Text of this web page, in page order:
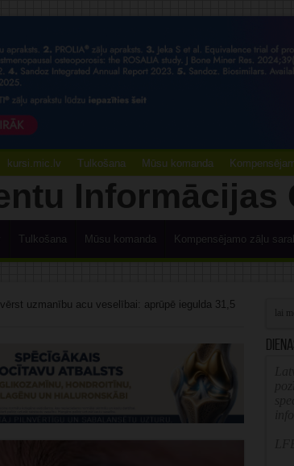
kursi.mic.lv Tulkošana Mūsu komanda
Tulkošana Mūsu komanda Kompensējamo zāļu
uzmanību acu veselībai: aprūpē iegulda 31,5